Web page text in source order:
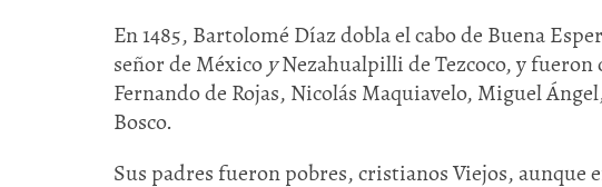
En 1485, Bartolomé Díaz dobla el cabo de Buena
señor de México yNezahualpilli de Tezcoco, y fueron
Fernando de Rojas, Nicolás Maquiavelo, Miguel
Bosco.
Sus padres fueron pobres, cristianos Viejos,